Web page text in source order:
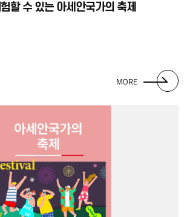
할 수 있는 아세안국가의 축제
MORE